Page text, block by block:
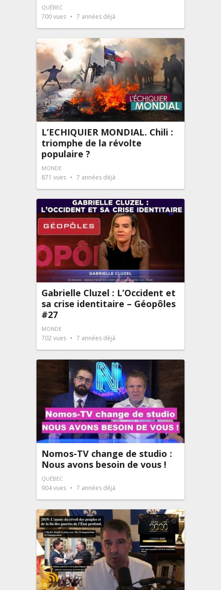
QUÉBEC
700vues 7 années déjà
L’ECHIQUIER MONDIAL. Chili :
triomphe de la révolte
populaire ?
MONDE
871 vues 7 années déjà
Gabrielle Cluzel : L’Occident et
sa crise identitaire – Géopôles
#27
MONDE
702vues 7 années déjà
Nomos-TV change de studio :
Nous avons besoin de vous !
QUÉBEC
904vues 7 années déjà